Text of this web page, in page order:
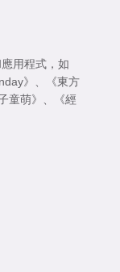
用程式，如
》
《東方
童萌》
《經